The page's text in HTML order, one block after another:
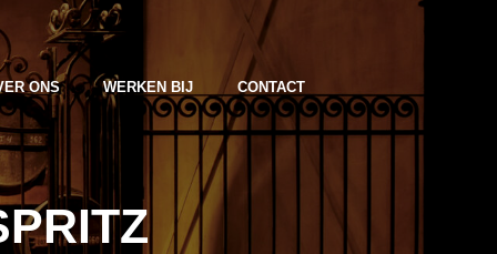
ONS WERKEN BIJ CONTACT